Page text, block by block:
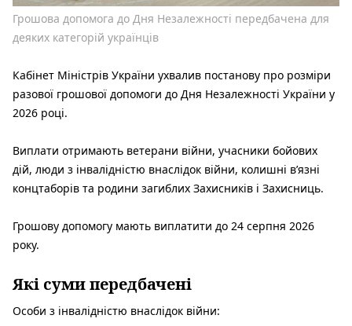
Грошова допомога до Дня Незалежності передбачена для
деяких категорій українців
Кабінет Міністрів України ухвалив постанову про розміри
разової грошової допомоги до Дня Незалежності України у
2026 році.
Виплати отримають ветерани війни, учасники бойових
дій, люди з інвалідністю внаслідок війни, колишні в’язні
концтаборів та родини загиблих Захисників і Захисниць.
Грошову допомогу мають виплатити до 24 серпня 2026
року.
Які суми передбачені
Особи з інвалідністю внаслідок війни: